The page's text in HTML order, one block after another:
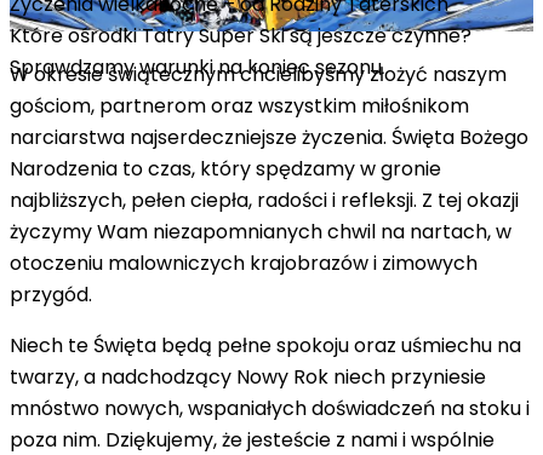
Które ośrodki Tatry Super Ski są jeszcze czynne?
Sprawdzamy warunki na koniec sezonu
W okresie świątecznym chcielibyśmy złożyć naszym
gościom, partnerom oraz wszystkim miłośnikom
narciarstwa najserdeczniejsze życzenia. Święta Bożego
Narodzenia to czas, który spędzamy w gronie
najbliższych, pełen ciepła, radości i refleksji. Z tej okazji
życzymy Wam niezapomnianych chwil na nartach, w
otoczeniu malowniczych krajobrazów i zimowych
przygód.
Niech te Święta będą pełne spokoju oraz uśmiechu na
twarzy, a nadchodzący Nowy Rok niech przyniesie
mnóstwo nowych, wspaniałych doświadczeń na stoku i
poza nim. Dziękujemy, że jesteście z nami i wspólnie